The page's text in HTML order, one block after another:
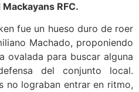
RFC.
fue un hueso duro de roer
Machado, proponiendo
ovalada para buscar alguna
del conjunto local.
no lograban entrar en ritmo,